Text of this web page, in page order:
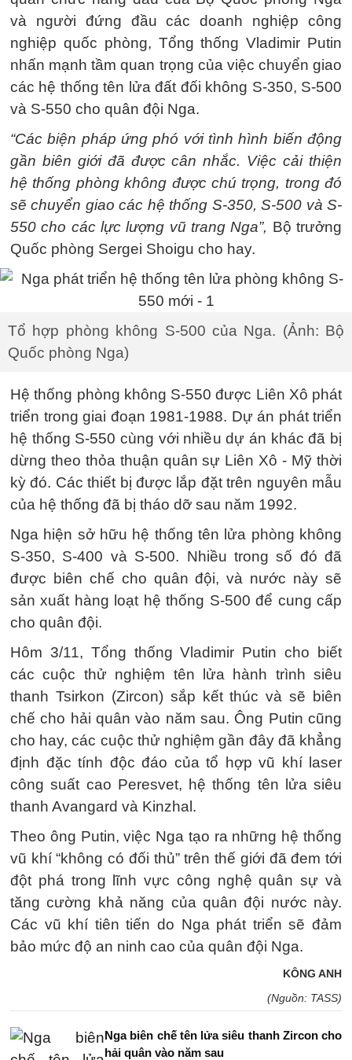
và người đứng đầu các doanh nghiệp công
nghiệp quốc phòng, Tổng thống Vladimir Putin
nhấn mạnh tầm quan trọng của việc chuyển giao
các hệ thống tên lửa đất đối không S-350, S-500
và S-550 cho quân đội Nga.
“Các biện pháp ứng phó với tình hình biến động
gần biên giới đã được cân nhắc. Việc cải thiện
hệ thống phòng không được chú trọng, trong đó
sẽ chuyển giao các hệ thống S-350, S-500 và S-
550 cho các lực lượng vũ trang Nga”, Bộ trưởng
Quốc phòng Sergei Shoigu cho hay.
Tổ hợp phòng không S-500 của Nga. (Ảnh: Bộ
Quốc phòng Nga)
Hệ thống phòng không S-550 được Liên Xô phát
triển trong giai đoạn 1981-1988. Dự án phát triển
hệ thống S-550 cùng với nhiều dự án khác đã bị
dừng theo thỏa thuận quân sự Liên Xô - Mỹ thời
kỳ đó. Các thiết bị được lắp đặt trên nguyên mẫu
của hệ thống đã bị tháo dỡ sau năm 1992.
Nga hiện sở hữu hệ thống tên lửa phòng không
S-350, S-400 và S-500. Nhiều trong số đó đã
được biên chế cho quân đội, và nước này sẽ
sản xuất hàng loạt hệ thống S-500 để cung cấp
cho quân đội.
Hôm 3/11, Tổng thống Vladimir Putin cho biết
các cuộc thử nghiệm tên lửa hành trình siêu
thanh Tsirkon (Zircon) sắp kết thúc và sẽ biên
chế cho hải quân vào năm sau. Ông Putin cũng
cho hay, các cuộc thử nghiệm gần đây đã khẳng
định đặc tính độc đáo của tổ hợp vũ khí laser
công suất cao Peresvet, hệ thống tên lửa siêu
thanh Avangard và Kinzhal.
Theo ông Putin, việc Nga tạo ra những hệ thống
vũ khí “không có đối thủ” trên thế giới đã đem tới
đột phá trong lĩnh vực công nghệ quân sự và
tăng cường khả năng của quân đội nước này.
Các vũ khí tiên tiến do Nga phát triển sẽ đảm
bảo mức độ an ninh cao của quân đội Nga.
KÔNG ANH
(Nguồn: TASS)
Nga biên chế tên lửa siêu thanh Zircon cho
hải quân vào năm sau